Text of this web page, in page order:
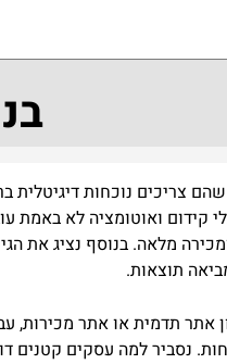
צריכים נוכחות דיגיטלית
ואוטומציה לא באמת
מלאה. בנוסף נציג את
תוצאות.
נסביר למה עסקים